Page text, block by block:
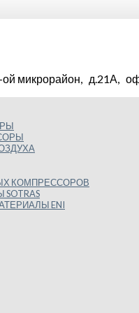
ой микрорайон, д.21А,
КОМПРЕССОРОВ
ENI